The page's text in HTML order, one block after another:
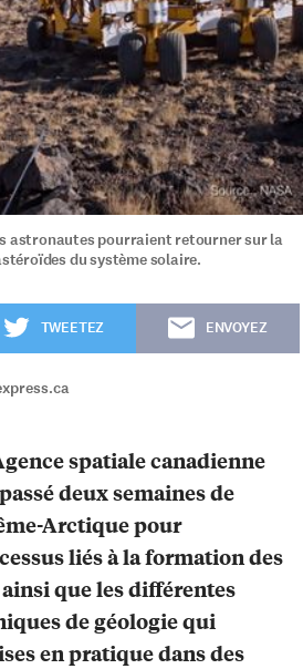
astronautes pourraient retourner sur la
du système solaire.
TWEETEZ ENVOYEZ
spatiale canadienne
deux semaines de
Arctique pour
liés à la formation des
que les différentes
de géologie qui
en pratique dans des